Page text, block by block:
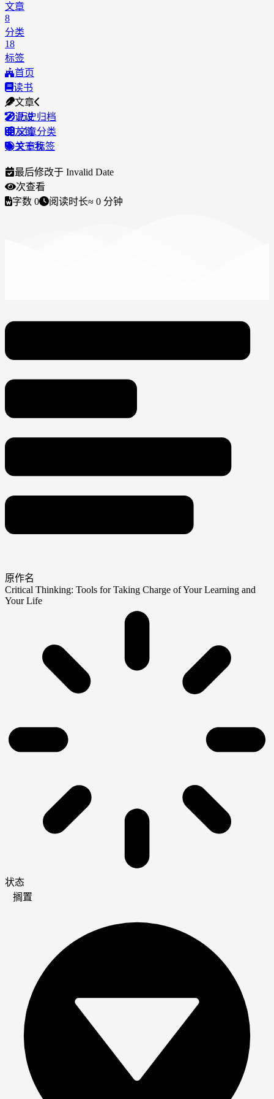
文章
8
分类
18
标签
首页
读书
文章
历史归档
文章分类
文章标签
说说
友链
关于我
最后修改于 Invalid Date
次查看
字数 0 阅读时长≈ 0 分钟
原作名
Critical Thinking: Tools for Taking Charge of Your Learning and
Your Life
状态
搁置